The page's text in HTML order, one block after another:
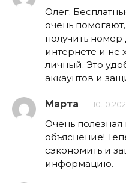
Олег:
очень
получить
интернете и не
личный. Это
аккаунтов и
Марта
Очень
объяснение!
сэкономить и
информацию.